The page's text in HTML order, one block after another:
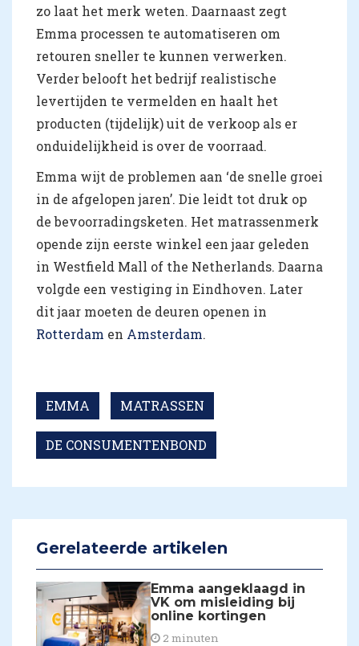
zo laat het merk weten. Daarnaast zegt
Emma processen te automatiseren om
retouren sneller te kunnen verwerken.
Verder belooft het bedrijf realistische
levertijden te vermelden en haalt het
producten (tijdelijk) uit de verkoop als er
onduidelijkheid is over de voorraad.
Emma wijt de problemen aan ‘de snelle groei
in de afgelopen jaren’. Die leidt tot druk op
de bevoorradingsketen. Het matrassenmerk
opende zijn eerste winkel een jaar geleden
in Westfield Mall of the Netherlands. Daarna
volgde een vestiging in Eindhoven. Later
dit jaar moeten de deuren openen in
Rotterdam en Amsterdam.
EMMA MATRASSEN
DE CONSUMENTENBOND
Gerelateerde artikelen
Emma aangeklaagd in
VK om misleiding bij
online kortingen
2 minuten